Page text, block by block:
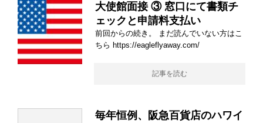
大使館面接 ③ 窓口にて書類チ
ェックと申請料支払い
前回からの続き。 まだ読んでいない方はこ
ちら https://eagleflyaway.com/
記事を読む
毎年恒例、阪急百貨店のハワイ